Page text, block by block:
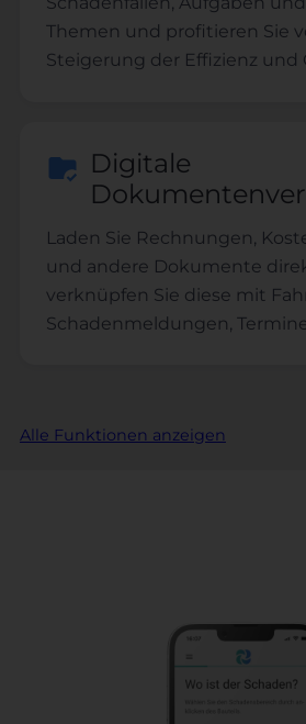
Themen und profitieren Sie
Steigerung der Effizienz und
Digitale
Laden Sie Rechnungen,
und andere Dokumente
verknüpfen Sie diese mit
Schadenmeldungen,
Alle Funktionen anzeigen